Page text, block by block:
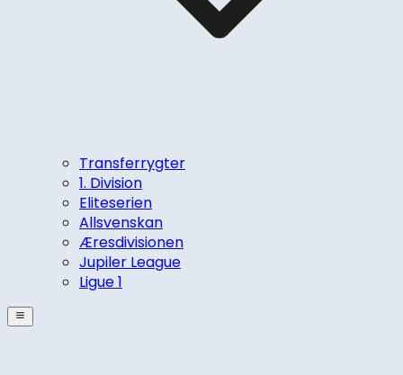
Transferrygter
1. Division
Eliteserien
Allsvenskan
Æresdivisionen
Jupiler League
Ligue 1